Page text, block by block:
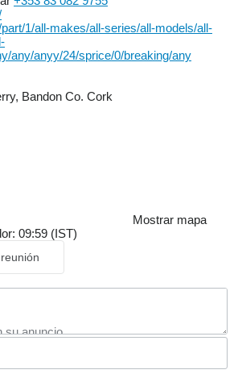
1/all-makes/all-series/all-models/all-
any/anyy/24/sprice/0/breaking/any
Bandon Co. Cork
Mostrar mapa
09:59 (IST)